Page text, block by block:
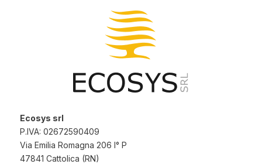
Ecosys srl
P.IVA: 02672590409
Via Emilia Romagna 206 I° P
47841 Cattolica (RN)